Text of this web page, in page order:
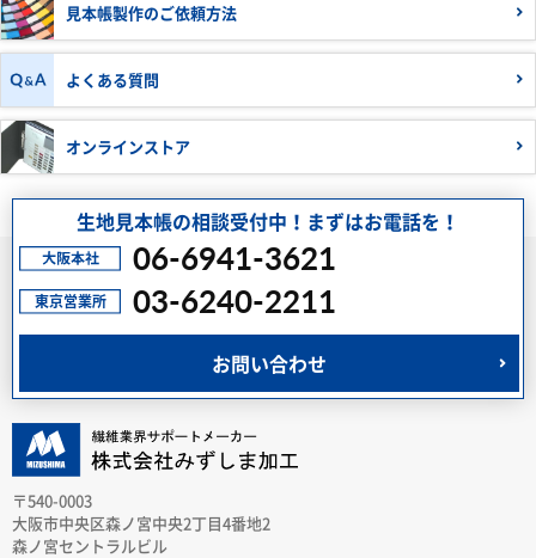
見本帳製作のご依頼方法
よくある質問
オンラインストア
生地見本帳の相談受付中！まずはお電話を！
06-6941-3621
03-6240-2211
お問い合わせ
〒540-0003
大阪市中央区森ノ宮中央2丁目4番地2
森ノ宮セントラルビル